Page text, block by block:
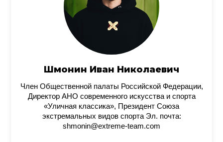
Шмонин Иван Николаевич
Член Общественной палаты Российской Федерации,
Директор АНО современного искусства и спорта
«Уличная классика», Президент Союза
экстремальных видов спорта Эл. почта:
shmonin@extreme-team.com